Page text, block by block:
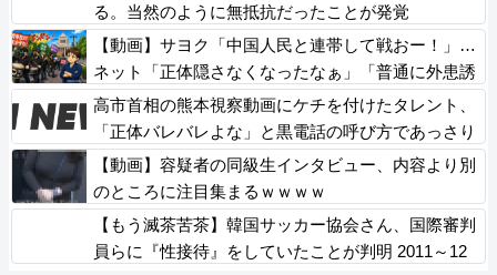
る。当然のように無抵抗だったことが発覚
【動画】サヨク「中国人民と連帯して戦おー！」…
ネット「正体隠さなくなったなぁ」「普通に外患誘
致じゃないのかな」
高市首相の熊本視察動画にケチを付けたタレント、
「正体バレバレよな」と黒電話の呼び方であっさり
と……
【動画】容疑者の同級生インタビュー、内容より別
のところに注目集まるｗｗｗｗ
【もう滅茶苦茶】韓国サッカー協会さん、国際審判
員らに『性接待』をしていたことが判明 2011～12